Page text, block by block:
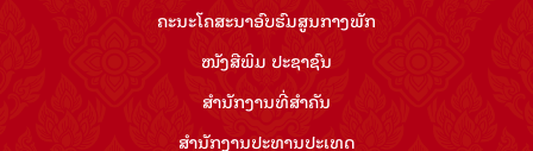
ຄະນະໂຄສະນາອົບຮົມ​ສູນ​ກາງ​ພັກ
ໜັງສືພິມ ປະ​ຊາ​ຊົນ
ສຳ​ນັກ​ງານ​ທີ່​ສຳ​ຄັນ
ສຳ​ນັກ​ງານ​ປະ​ທານ​ປະ​ເທດ